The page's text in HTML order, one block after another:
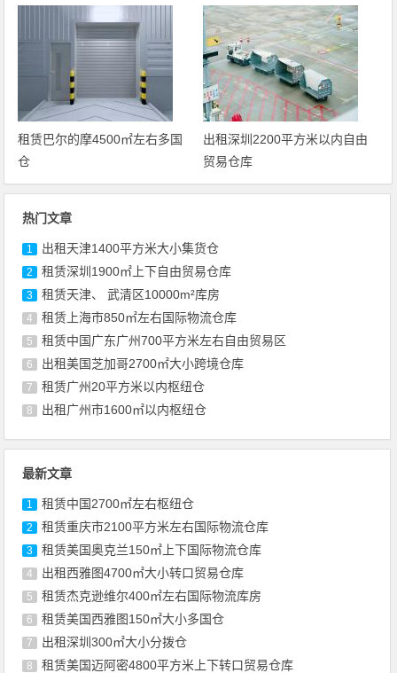
租赁巴尔的摩4500㎡左右多国
仓
出租深圳2200平方米以内自由
贸易仓库
热门文章
1 出租天津1400平方米大小集货仓
2 租赁深圳1900㎡上下自由贸易仓库
3 租赁天津、 武清区10000m²库房
4 租赁上海市850㎡左右国际物流仓库
5 租赁中国广东广州700平方米左右自由贸易区
6 出租美国芝加哥2700㎡大小跨境仓库
7 租赁广州20平方米以内枢纽仓
8 出租广州市1600㎡以内枢纽仓
最新文章
1 租赁中国2700㎡左右枢纽仓
2 租赁重庆市2100平方米左右国际物流仓库
3 租赁美国奥克兰150㎡上下国际物流仓库
4 出租西雅图4700㎡大小转口贸易仓库
5 租赁杰克逊维尔400㎡左右国际物流库房
6 租赁美国西雅图150㎡大小多国仓
7 出租深圳300㎡大小分拨仓
8 租赁美国迈阿密4800平方米上下转口贸易仓库